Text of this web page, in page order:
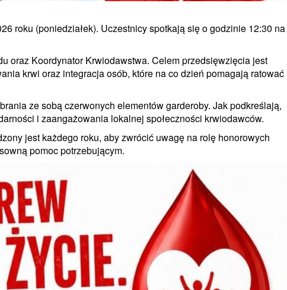
roku (poniedziałek). Uczestnicy spotkają się o godzinie 12:30 na
oraz Koordynator Krwiodawstwa. Celem przedsięwzięcia jest
krwi oraz integracja osób, które na co dzień pomagają ratować
ze sobą czerwonych elementów garderoby. Jak podkreślają,
i zaangażowania lokalnej społeczności krwiodawców.
jest każdego roku, aby zwrócić uwagę na rolę honorowych
pomoc potrzebującym.